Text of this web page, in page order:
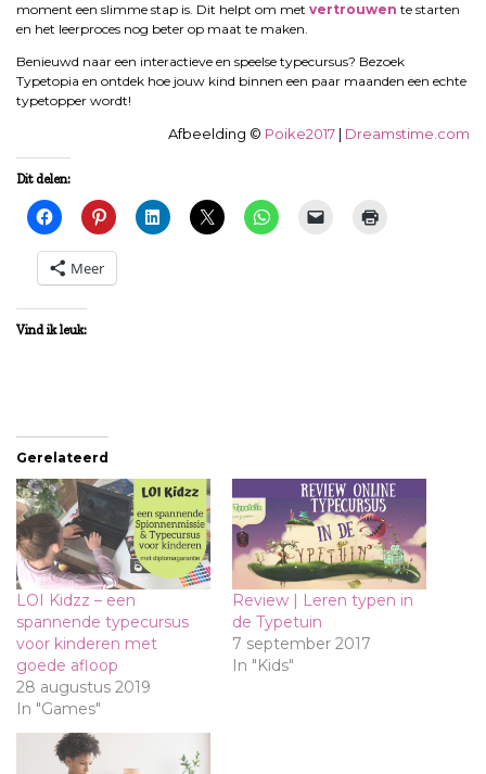
moment een slimme stap is. Dit helpt om met vertrouwen te starten
en het leerproces nog beter op maat te maken.
Benieuwd naar een interactieve en speelse typecursus? Bezoek
Typetopia en ontdek hoe jouw kind binnen een paar maanden een echte
typetopper wordt!
Afbeelding © Poike2017 | Dreamstime.com
Dit delen:
Meer
Vind ik leuk:
Gerelateerd
LOI Kidzz – een
spannende typecursus
voor kinderen met
goede afloop
28 augustus 2019
In "Games"
Review | Leren typen in
de Typetuin
7 september 2017
In "Kids"